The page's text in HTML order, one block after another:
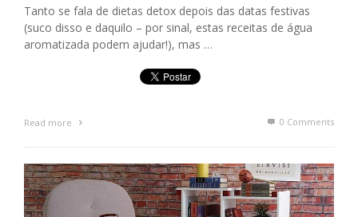
Tanto se fala de dietas detox depois das datas festivas
(suco disso e daquilo – por sinal, estas receitas de água
aromatizada podem ajudar!), mas …
Read more 0 Comments